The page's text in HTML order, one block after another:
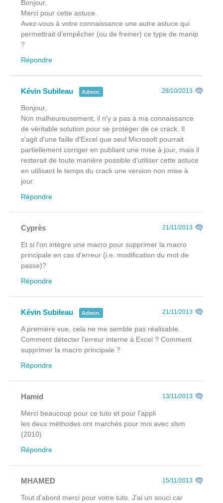
Bonjour,
Merci pour cette astuce.
Avez-vous à votre connaissance une autre astuce qui
permettrait d’empêcher (ou de freiner) ce type de manip
?
Répondre
Kévin Subileau Admin. 28/10/2013
Bonjour,
Non malheureusement, il n'y a pas à ma connaissance
de véritable solution pour se protéger de ce crack. Il
s'agit d'une faille d'Excel que seul Microsoft pourrait
partiellement corriger en publiant une mise à jour, mais il
resterait de toute manière possible d'utiliser cette astuce
en utilisant le temps du crack une version non mise à
jour.
Répondre
Cyprès 21/11/2013
Et si l'on intègre une macro pour supprimer la macro
principale en cas d'erreur (i.e. modification du mot de
passe)?
Répondre
Kévin Subileau Admin. 21/11/2013
A première vue, cela ne me semble pas réalisable.
Comment détecter l'erreur interne à Excel ? Comment
supprimer la macro principale ?
Répondre
Hamid 13/11/2013
Merci beaucoup pour ce tuto et pour l'appli
les deux méthodes ont marchés pour moi avec xlsm
(2010)
Répondre
MHAMED 15/11/2013
Tout d'abord merci pour votre tuto. J'ai un souci car